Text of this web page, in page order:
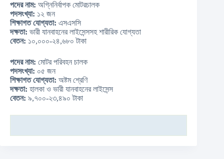
পদের নাম: অগ্নিনির্বাপক মোটরচালক
পদসংখ্যা: ১২ জন
শিক্ষাগত যোগ্যতা: এসএসসি
দক্ষতা: ভারী যানবাহনের লাইসেন্সসহ শারীরিক যোগ্যতা
বেতন: ১০,০০০-২৪,৬৮০ টাকা
পদের নাম: মোটর পরিবহন চালক
পদসংখ্যা: ০৫ জন
শিক্ষাগত যোগ্যতা: অষ্টম শ্রেণি
দক্ষতা: হালকা ও ভারী যানবাহনের লাইসেন্স
বেতন: ৯,৭০০-২৩,৪৯০ টাকা